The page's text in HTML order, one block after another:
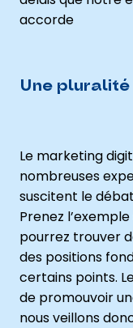
accorde
Une
Le marketing
nombreuses
suscitent le
Prenez
pourrez trouver
des positions
certains points.
de promouvoir
nous veillons